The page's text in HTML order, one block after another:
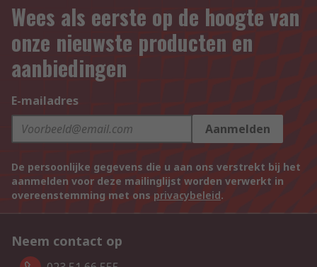
Wees als eerste op de hoogte van
onze nieuwste producten en
aanbiedingen
E-mailadres
Aanmelden
De persoonlijke gegevens die u aan ons verstrekt bij het
aanmelden voor deze mailinglijst worden verwerkt in
overeenstemming met ons privacybeleid.
Neem contact op